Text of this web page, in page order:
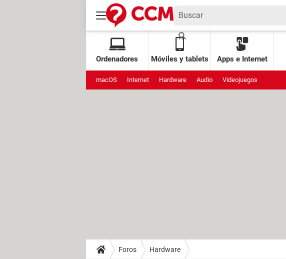
Ordenadores Móviles y tablets Apps e Internet
macOS Internet Hardware Audio Videojuegos
Foros Hardware